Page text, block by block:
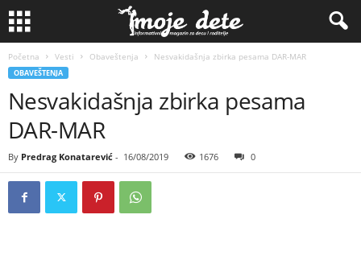
Početna Vesti Obaveštenja Nesvakidašnja zbirka pesama DAR-MAR
OBAVEŠTENJA
Nesvakidašnja zbirka pesama
DAR-MAR
By Predrag Konatarević - 16/08/2019 1676 0